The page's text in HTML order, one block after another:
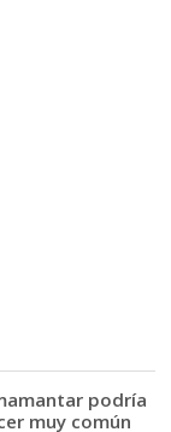
podría
muy común